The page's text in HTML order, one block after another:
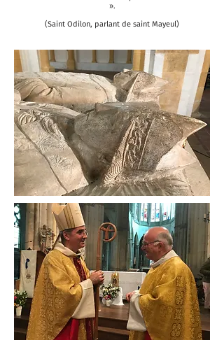
».
(Saint Odilon, parlant de saint Mayeul)